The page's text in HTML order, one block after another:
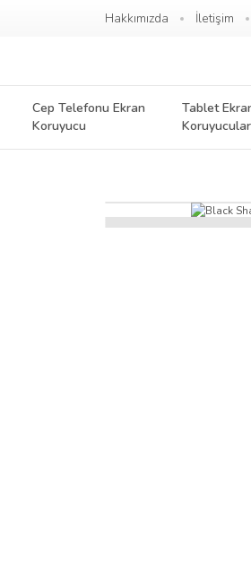
Hakkımızda İletişim
Cep Telefonu Ekran
Koruyucu
Tablet